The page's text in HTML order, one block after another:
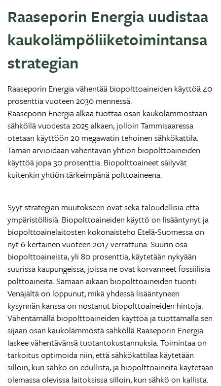
Raaseporin Energia uudistaa
kaukolämpöliiketoimintansa
strategian
Raaseporin Energia vähentää biopolttoaineiden käyttöä 40
prosenttia vuoteen 2030 mennessä.
Raaseporin Energia alkaa tuottaa osan kaukolämmöstään
sähköllä vuodesta 2025 alkaen, jolloin Tammisaaressa
otetaan käyttöön 20 megawatin tehoinen sähkökattila.
Tämän arvioidaan vähentävän yhtiön biopolttoaineiden
käyttöä jopa 30 prosenttia. Biopolttoaineet säilyvät
kuitenkin yhtiön tärkeimpänä polttoaineena.
Syyt strategian muutokseen ovat sekä taloudellisia että
ympäristöllisiä. Biopolttoaineiden käyttö on lisääntynyt ja
biopolttoainelaitosten kokonaisteho Etelä-Suomessa on
nyt 6-kertainen vuoteen 2017 verrattuna. Suurin osa
biopolttoaineista, yli 80 prosenttia, käytetään nykyään
suurissa kaupungeissa, joissa ne ovat korvanneet fossiilisia
polttoaineita. Samaan aikaan biopolttoaineiden tuonti
Venäjältä on loppunut, mikä yhdessä lisääntyneen
kysynnän kanssa on nostanut biopolttoaineiden hintoja.
Vähentämällä biopolttoaineiden käyttöä ja tuottamalla sen
sijaan osan kaukolämmöstä sähköllä Raaseporin Energia
laskee vähentävänsä tuotantokustannuksia. Toimintaa on
tarkoitus optimoida niin, että sähkökattilaa käytetään
silloin, kun sähkö on edullista, ja biopolttoaineita käytetään
olemassa olevissa laitoksissa silloin, kun sähkö on kallista.